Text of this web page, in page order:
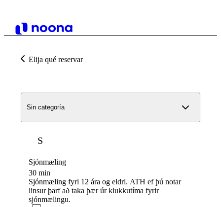
Elija qué reservar
Sin categoría
S
Sjónmæling
30 min
Sjónmæling fyri 12 ára og eldri. ATH ef þú notar
linsur þarf að taka þær úr klukkutíma fyrir
sjónmælingu.